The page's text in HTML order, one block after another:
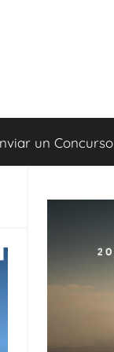
un Concurso